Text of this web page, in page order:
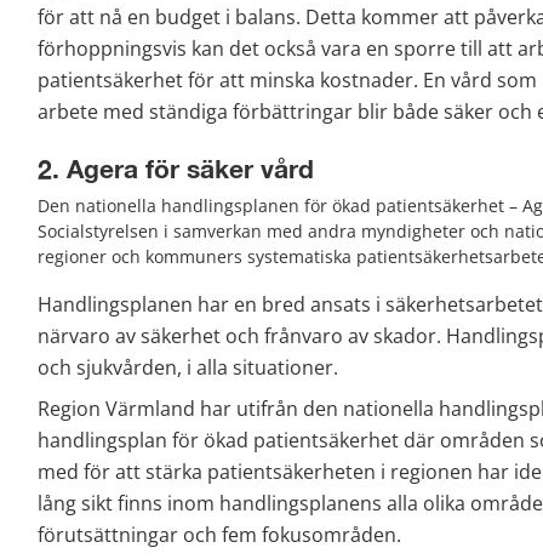
för att nå en budget i balans. Detta kommer att
förhoppningsvis kan det också vara en sporre till att
patientsäkerhet för att minska kostnader. En vård
arbete med ständiga förbättringar blir både säker och
2. Agera för säker vård
Den nationella handlingsplanen för ökad patientsäkerhet –
Socialstyrelsen i samverkan med andra myndigheter och
regioner och kommuners systematiska
Handlingsplanen har en bred ansats i
närvaro av säkerhet och frånvaro av skador.
och sjukvården, i alla situationer.
Region Värmland har utifrån den nationella
handlingsplan för ökad patientsäkerhet där områden
med för att stärka patientsäkerheten i regionen har
lång sikt finns inom handlingsplanens alla olika
förutsättningar och fem fokusområden.